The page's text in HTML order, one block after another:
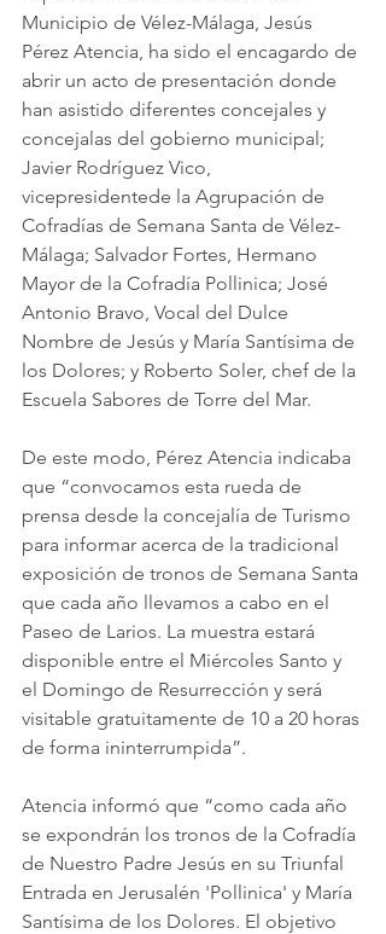
Municipio de Vélez-Málaga, Jesús
Pérez Atencia, ha sido el encagardo de
abrir un acto de presentación donde
han asistido diferentes concejales y
concejalas del gobierno municipal;
Javier Rodríguez Vico,
vicepresidentede la Agrupación de
Cofradías de Semana Santa de Vélez-
Málaga; Salvador Fortes, Hermano
Mayor de la Cofradía Pollinica; José
Antonio Bravo, Vocal del Dulce
Nombre de Jesús y María Santísima de
los Dolores; y Roberto Soler, chef de la
Escuela Sabores de Torre del Mar.
De este modo, Pérez Atencia indicaba
que “convocamos esta rueda de
prensa desde la concejalía de Turismo
para informar acerca de la tradicional
exposición de tronos de Semana Santa
que cada año llevamos a cabo en el
Paseo de Larios. La muestra estará
disponible entre el Miércoles Santo y
el Domingo de Resurrección y será
visitable gratuitamente de 10 a 20 horas
de forma ininterrumpida”.
Atencia informó que “como cada año
se expondrán los tronos de la Cofradía
de Nuestro Padre Jesús en su Triunfal
Entrada en Jerusalén 'Pollinica' y María
Santísima de los Dolores. El objetivo